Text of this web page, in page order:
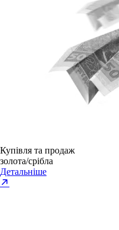
Купівля та продаж
золота/срібла
Детальніше